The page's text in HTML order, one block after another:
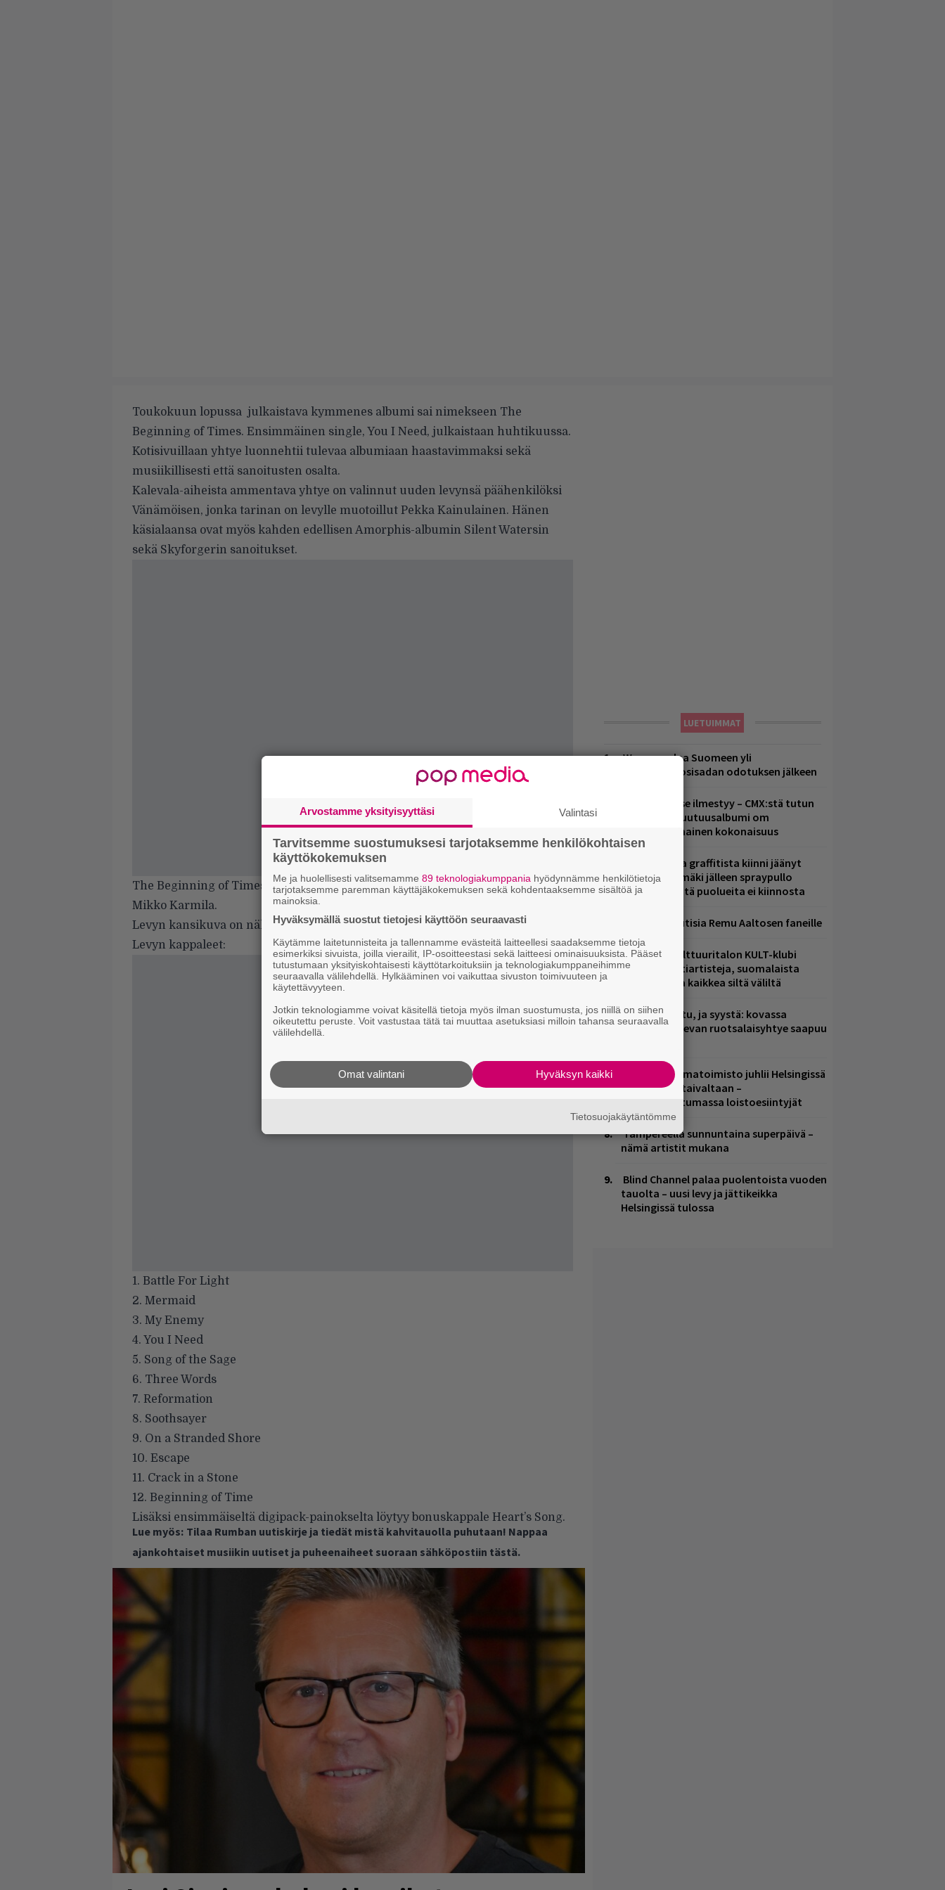
Toukokuun lopussa julkaistava kymmenes albumi sai nimekseen The
Beginning of Times. Ensimmäinen single, You I Need, julkaistaan huhtikuussa.
Kotisivuillaan yhtye luonnehtii tulevaa albumiaan haastavimmaksi sekä
musiikillisesti että sanoitusten osalta.
Kalevala-aiheista ammentava yhtye on valinnut uuden levynsä päähenkilöksi
Vänämöisen, jonka tarinan on levylle muotoillut Pekka Kainulainen. Hänen
käsialaansa ovat myös kahden edellisen Amorphis-albumin Silent Watersin
sekä Skyforgerin sanoitukset.
The Beginning of Times on yhtyeen itsensä tuottama ja sen on miksannut
Mikko Karmila.
Levyn kansikuva on nähtävissäyhtyeen nettisivuilla.
Levyn kappaleet:
1. Battle For Light
2. Mermaid
3. My Enemy
4. You I Need
5. Song of the Sage
6. Three Words
7. Reformation
8. Soothsayer
9. On a Stranded Shore
10. Escape
11. Crack in a Stone
12. Beginning of Time
Lisäksi ensimmäiseltä digipack-painokselta löytyy bonuskappale Heart’s Song.
Lue myös: Tilaa Rumban uutiskirje ja tiedät mistä kahvitauolla puhutaan! Nappaa
ajankohtaiset musiikin uutiset ja puheenaiheet suoraan sähköpostiin tästä.
LUETUIMMAT
Weezer palaa Suomeen yli
neljännesvuosisadan odotuksen jälkeen
Huomenna se ilmestyy – CMX:stä tutun
A.W. Yrjänän uutuusalbumi om
mammuttimainen kokonaisuus
Laittomasta graffitista kiinni jäänyt
Paavo Arhinmäki jälleen spraypullo
kädessä – näitä puolueita ei kiinnosta
Mainioita uutisia Remu Aaltosen faneille
Helsingin Kulttuuritalon KULT-klubi
tarjoaa kulttiartisteja, suomalaista
osaamista ja kaikkea siltä väliltä
Kent mainittu, ja syystä: kovassa
nosteessa olevan ruotsalaisyhtye saapuu
Mainio ohjelmatoimisto juhlii Helsingissä
10-vuotista taivaltaan –
ilmaistapahtumassa loistoesiintyjät
Tampereella sunnuntaina superpäivä –
nämä artistit mukana
Blind Channel palaa puolentoista vuoden
tauolta – uusi levy ja jättikeikka
Helsingissä tulossa
Arvostamme yksityisyyttäsi Valintasi
Tarvitsemme suostumuksesi tarjotaksemme henkilökohtaisen
käyttökokemuksen
Me ja huolellisesti valitsemamme 89 teknologiakumppania hyödynnämme henkilötietoja
tarjotaksemme paremman käyttäjäkokemuksen sekä kohdentaaksemme sisältöä ja
mainoksia.
Hyväksymällä suostut tietojesi käyttöön seuraavasti
Käytämme laitetunnisteita ja tallennamme evästeitä laitteellesi saadaksemme tietoja
esimerkiksi sivuista, joilla vierailit, IP-osoitteestasi sekä laitteesi ominaisuuksista. Pääset
tutustumaan yksityiskohtaisesti käyttötarkoituksiin ja teknologiakumppaneihimme
seuraavalla välilehdellä. Hylkääminen voi vaikuttaa sivuston toimivuuteen ja
käytettävyyteen.
Jotkin teknologiamme voivat käsitellä tietoja myös ilman suostumusta, jos niillä on siihen
oikeutettu peruste. Voit vastustaa tätä tai muuttaa asetuksiasi milloin tahansa seuraavalla
välilehdellä.
Hyväksyn kaikki
Omat valintani
Tietosuojakäytäntömme